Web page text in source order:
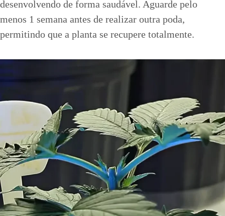
desenvolvendo de forma saudável. Aguarde pelo
menos 1 semana antes de realizar outra poda,
permitindo que a planta se recupere totalmente.